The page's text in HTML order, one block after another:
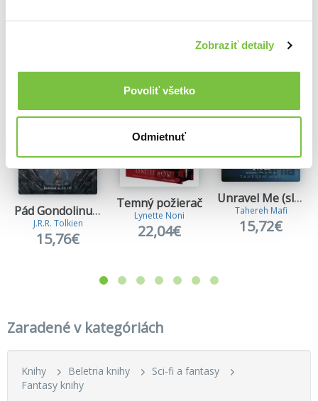
Zobraziť detaily
Povoliť všetko
Odmietnuť
Ďalšie z kategórie Fantasy knihy
Viac z tejto kategórie
Pád Gondolinu (v slovenčine)
J.R.R. Tolkien
15,76€
Temný požierač
Lynette Noni
22,04€
Unravel Me (slovenský jazyk)
Tahereh Mafi
15,72€
Zaradené v kategóriách
Knihy Beletria knihy
Sci-fi a fantasy
Fantasy knihy